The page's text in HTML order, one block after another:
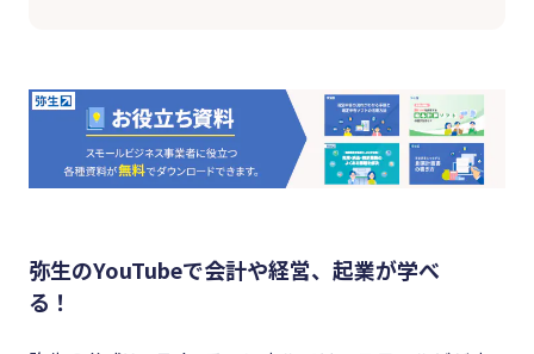
弥生のYouTubeで会計や経営、起業が学べ
る！